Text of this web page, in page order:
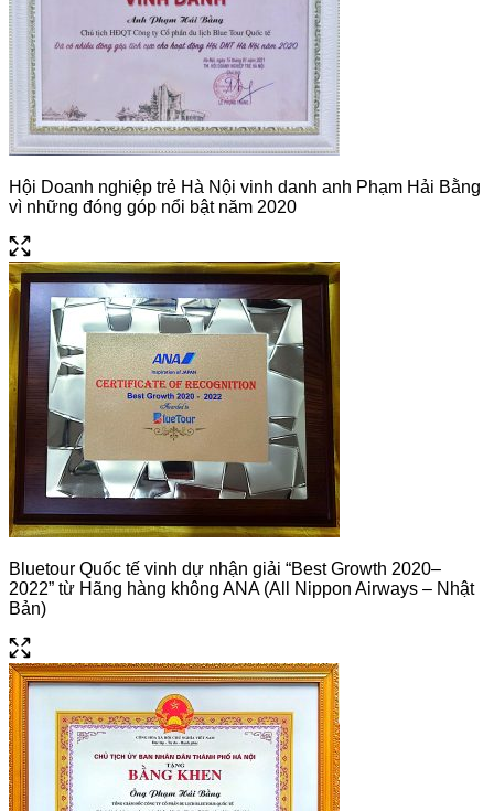
Không bao gồm các chi phí không được liệt kê ở mục”
DỊCH VỤ BAO GỒM”
**Trong những trường hợp khách quan như: khủng bố, thiên
tai…hoặc do có sự cố, có sự thay đổi lịch trình của các
phương tiện vận chuyển công cộng như: máy bay, tàu hỏa…
thì Công ty Bluetour sẽ giữ quyền thay đổi lộ trình bất cứ lúc
nào vì sự thuận tiện, an toàn cho khách hàng và sẽ không
chịu trách nhiệm bồi thường những thiệt hại phát sinh.
Hội Doanh nghiệp trẻ Hà Nội vinh danh anh Phạm Hải Bằng
vì những đóng góp nổi bật năm 2020
Bluetour Quốc tế vinh dự nhận giải “Best Growth 2020–
2022” từ Hãng hàng không ANA (All Nippon Airways – Nhật
Bản)